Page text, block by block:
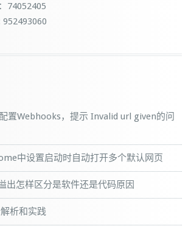
74052405
置Webhooks，提示 Invalid url given的问
中设置启动时自动打开多个默认网页
出怎样区分是软件还是代码原因
析和实践